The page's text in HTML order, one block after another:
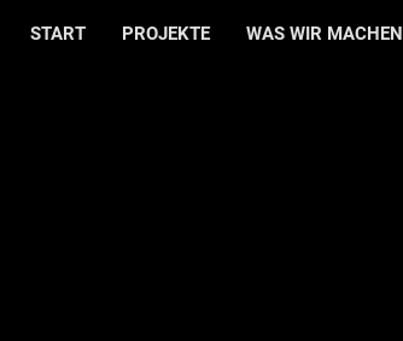
START PROJEKTE WAS WIR MACHEN